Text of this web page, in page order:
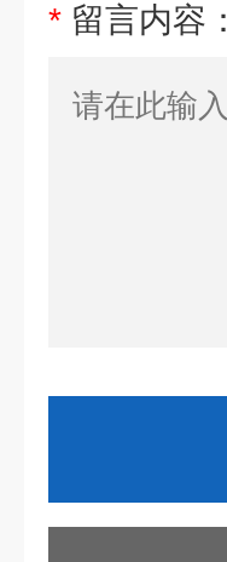
* 留言内容：